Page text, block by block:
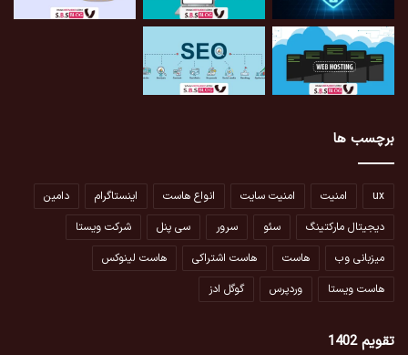
برچسب ها
ux امنیت امنیت سایت انواع هاست اینستاگرام
دامین
دیجیتال مارکتینگ
سئو سرور سی پنل
شرکت ویستا
میزبانی وب
هاست هاست اشتراکی
هاست لینوکس
هاست ویستا
وردپرس گوگل ادز
تقویم 1402